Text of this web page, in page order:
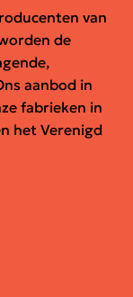
van
de
aanbod in
fabrieken in
het Verenigd